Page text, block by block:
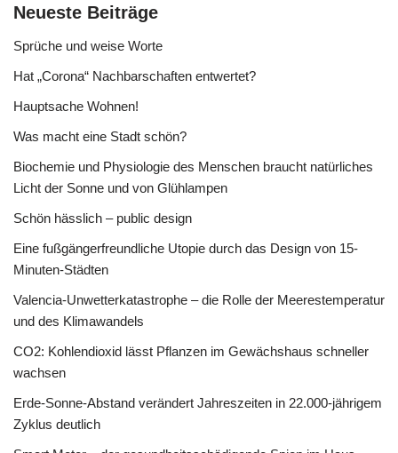
Neueste Beiträge
Sprüche und weise Worte
Hat „Corona“ Nachbarschaften entwertet?
Hauptsache Wohnen!
Was macht eine Stadt schön?
Biochemie und Physiologie des Menschen braucht natürliches
Licht der Sonne und von Glühlampen
Schön hässlich – public design
Eine fußgängerfreundliche Utopie durch das Design von 15-
Minuten-Städten
Valencia-Unwetterkatastrophe – die Rolle der Meerestemperatur
und des Klimawandels
CO2: Kohlendioxid lässt Pflanzen im Gewächshaus schneller
wachsen
Erde-Sonne-Abstand verändert Jahreszeiten in 22.000-jährigem
Zyklus deutlich